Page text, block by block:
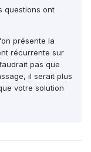
questions ont
présente la
récurrente sur
pas que
il serait plus
votre solution